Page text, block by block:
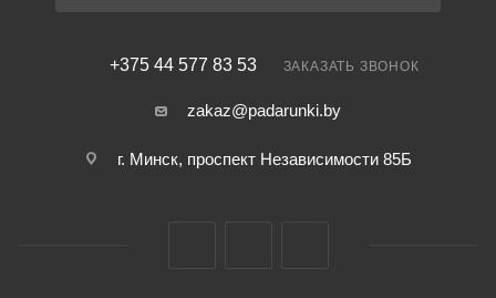
+375 44 577 83 53 ЗАКАЗАТЬ ЗВОНОК
zakaz@padarunki.by
г. Минск, проспект Независимости 85Б